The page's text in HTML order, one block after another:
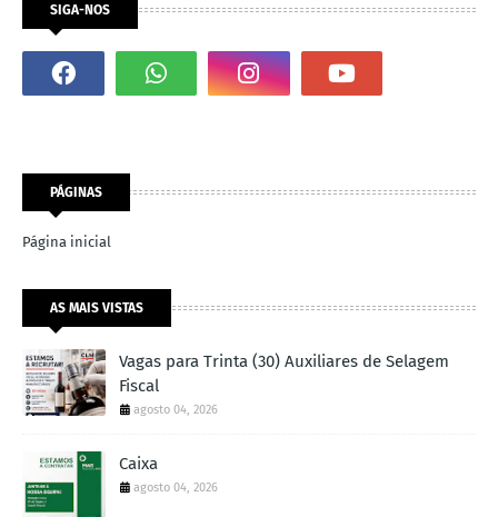
SIGA-NOS
PÁGINAS
Página inicial
AS MAIS VISTAS
Vagas para Trinta (30) Auxiliares de Selagem
Fiscal
agosto 04, 2026
Caixa
agosto 04, 2026